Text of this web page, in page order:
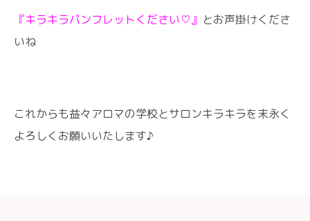
『キラキラパンフレットください♡』 とお声掛けくださ
いね
これからも益々アロマの学校とサロンキラキラを末永く
よろしくお願いいたします♪